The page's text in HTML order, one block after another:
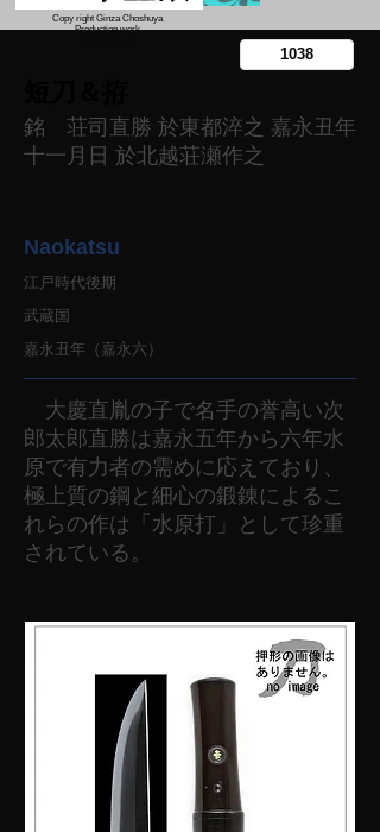
Copy right Ginza Choshuya
Production work
銘 荘司直勝 於東都淬之 嘉永丑年
十一月日 於北越荘瀬作之
Naokatsu
江戸時代後期
武蔵国
嘉永丑年（嘉永六）
大慶直胤の子で名手の誉高い次
郎太郎直勝は嘉永五年から六年水
原で有力者の需めに応えており、
極上質の鋼と細心の鍛錬によるこ
れらの作は「水原打」として珍重
されている。